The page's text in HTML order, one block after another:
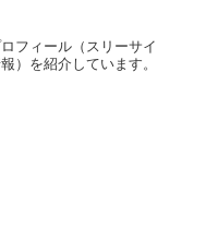
フィール（スリーサイ
）を紹介しています。